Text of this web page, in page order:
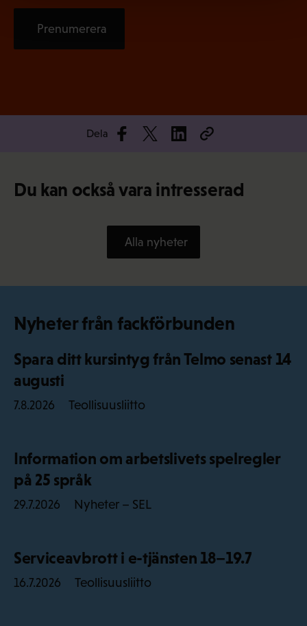
Prenumerera
Dela
Du kan också vara intresserad
Alla nyheter
Nyheter från fackförbunden
Spara ditt kursintyg från Telmo senast 14
augusti
7.8.2026 Teollisuusliitto
Information om arbetslivets spelregler
på 25 språk
29.7.2026 Nyheter – SEL
Serviceavbrott i e-tjänsten 18–19.7
16.7.2026 Teollisuusliitto